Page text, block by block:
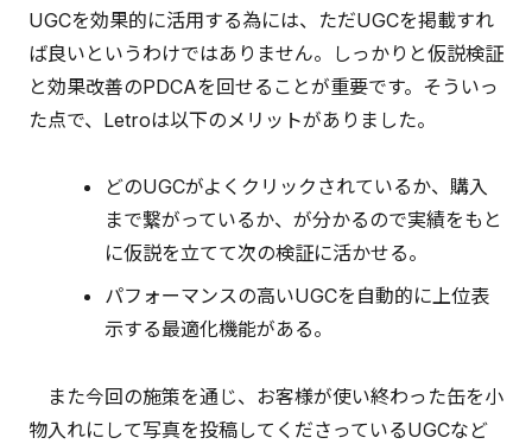
UGCを効果的に活用する為には、ただUGCを掲載すれ
ば良いというわけではありません。しっかりと仮説検証
と効果改善のPDCAを回せることが重要です。そういっ
た点で、Letroは以下のメリットがありました。
どのUGCがよくクリックされているか、購入
まで繋がっているか、が分かるので実績をもと
に仮説を立てて次の検証に活かせる。
パフォーマンスの高いUGCを自動的に上位表
示する最適化機能がある。
また今回の施策を通じ、お客様が使い終わった缶を小
物入れにして写真を投稿してくださっているUGCなど